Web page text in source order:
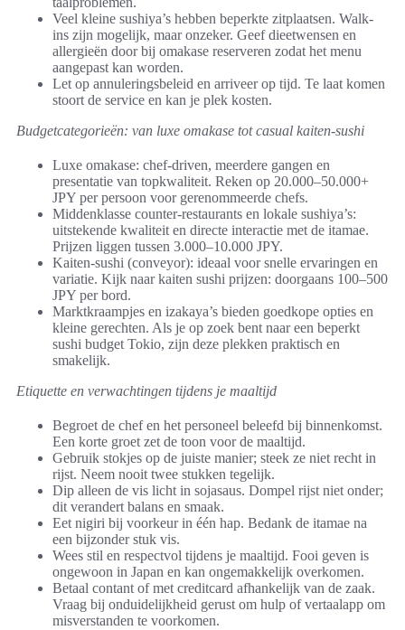
Veel kleine sushiya’s hebben beperkte zitplaatsen. Walk-
ins zijn mogelijk, maar onzeker. Geef dieetwensen en
allergieën door bij omakase reserveren zodat het menu
aangepast kan worden.
Let op annuleringsbeleid en arriveer op tijd. Te laat komen
stoort de service en kan je plek kosten.
Budgetcategorieën: van luxe omakase tot casual kaiten-sushi
Luxe omakase: chef-driven, meerdere gangen en
presentatie van topkwaliteit. Reken op 20.000–50.000+
JPY per persoon voor gerenommeerde chefs.
Middenklasse counter-restaurants en lokale sushiya’s:
uitstekende kwaliteit en directe interactie met de itamae.
Prijzen liggen tussen 3.000–10.000 JPY.
Kaiten-sushi (conveyor): ideaal voor snelle ervaringen en
variatie. Kijk naar kaiten sushi prijzen: doorgaans 100–500
JPY per bord.
Marktkraampjes en izakaya’s bieden goedkope opties en
kleine gerechten. Als je op zoek bent naar een beperkt
sushi budget Tokio, zijn deze plekken praktisch en
smakelijk.
Etiquette en verwachtingen tijdens je maaltijd
Begroet de chef en het personeel beleefd bij binnenkomst.
Een korte groet zet de toon voor de maaltijd.
Gebruik stokjes op de juiste manier; steek ze niet recht in
rijst. Neem nooit twee stukken tegelijk.
Dip alleen de vis licht in sojasaus. Dompel rijst niet onder;
dit verandert balans en smaak.
Eet nigiri bij voorkeur in één hap. Bedank de itamae na
een bijzonder stuk vis.
Wees stil en respectvol tijdens je maaltijd. Fooi geven is
ongewoon in Japan en kan ongemakkelijk overkomen.
Betaal contant of met creditcard afhankelijk van de zaak.
Vraag bij onduidelijkheid gerust om hulp of vertaalapp om
misverstanden te voorkomen.